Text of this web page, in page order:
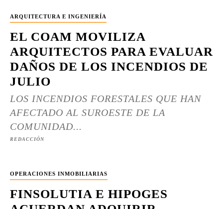
ARQUITECTURA E INGENIERÍA
EL COAM MOVILIZA
ARQUITECTOS PARA EVALUAR
DAÑOS DE LOS INCENDIOS DE
JULIO
LOS INCENDIOS FORESTALES QUE HAN
AFECTADO AL SUROESTE DE LA
COMUNIDAD...
REDACCIÓN
OPERACIONES INMOBILIARIAS
FINSOLUTIA E HIPOGES